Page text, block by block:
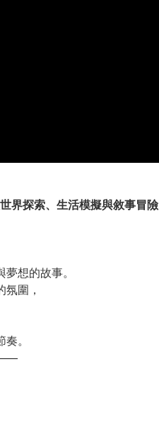
界探索、生活模擬與敘事冒險
想的故事。
圍，
。
——